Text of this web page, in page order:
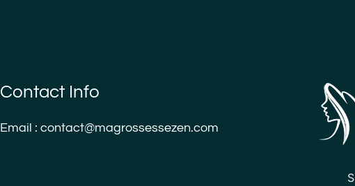
Contact Info
Email : contact@magrossessezen.com